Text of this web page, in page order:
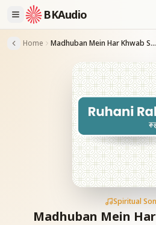
BKAudio
Home Madhuban Mein Har Khwab Sakar
Spiritual
Madhuban Mein